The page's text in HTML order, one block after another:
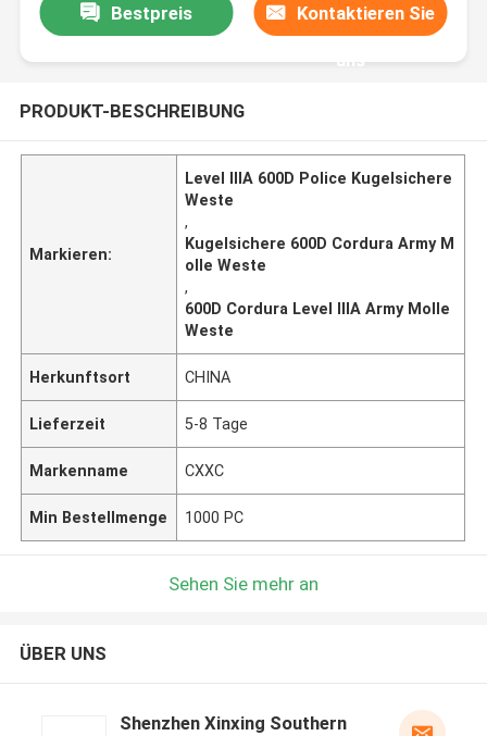
Bestpreis Kontaktieren Sie
uns
PRODUKT-BESCHREIBUNG
Markieren:
Level IIIA 600D Police Kugelsichere
Weste
,
Kugelsichere 600D Cordura Army M
olle Weste
,
600D Cordura Level IIIA Army Molle
Weste
Herkunftsort CHINA
Lieferzeit 5-8 Tage
Markenname CXXC
Min Bestellmenge 1000 PC
Sehen Sie mehr an
ÜBER UNS
Shenzhen Xinxing Southern